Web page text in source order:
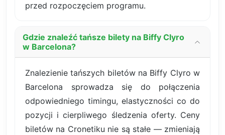
przed rozpoczęciem programu.
Gdzie znaleźć tańsze bilety na Biffy Clyro
w Barcelona?
Znalezienie tańszych biletów na Biffy Clyro w
Barcelona sprowadza się do połączenia
odpowiedniego timingu, elastyczności co do
pozycji i cierpliwego śledzenia oferty. Ceny
biletów na Cronetiku nie są stałe — zmieniają